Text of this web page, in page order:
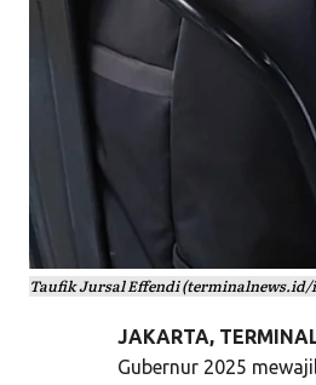
Taufik Jursal Effendi
JAKARTA,
Gubernur 2025